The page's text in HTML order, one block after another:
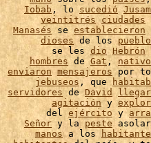
Iobab , lo sucedió Jusam
veintitrés ciudades
Manasés se establecieron
dioses de los
se les dio Hebrón
hombres de Gat ,
enviaron mensajeros por
jebuseos , que
servidores de David
agitación y
del ejército y
Señor y la peste
manos a los